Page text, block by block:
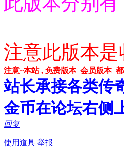
注意此版本
注意~本站 , 免费版本 会员版本
站长承接各类传
金币在论坛右侧
回复
使用道具 举报